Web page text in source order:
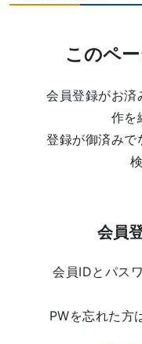
このペ
会員登録がお済
作を
登録が御済みで
会員
会員IDとパス
PWを忘れた方